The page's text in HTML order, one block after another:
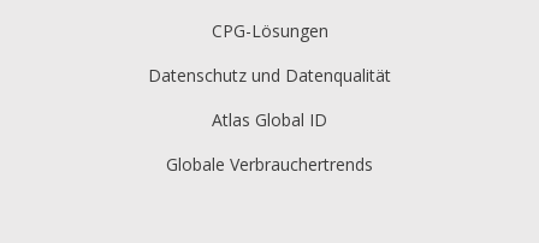
CPG-Lösungen
Datenschutz und Datenqualität
Atlas Global ID
Globale Verbrauchertrends